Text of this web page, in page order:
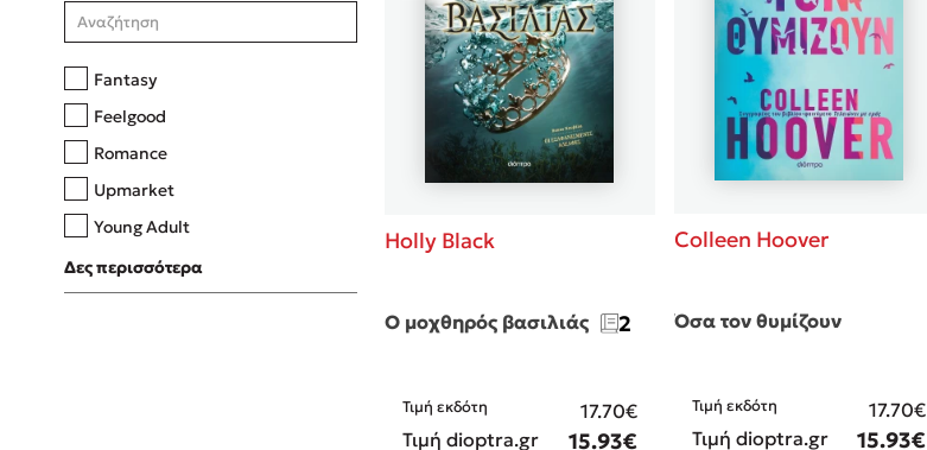
Fantasy
Feelgood
Romance
Upmarket
Young Adult
Δες περισσότερα
Holly Black
Ο μοχθηρός βασιλιάς 2
Τιμή εκδότη
17.70€
Τιμή dioptra.gr
15.93€
Colleen Hoover
Όσα τον θυμίζουν
Τιμή εκδότη
17.70€
Τιμή dioptra.gr
15.93€